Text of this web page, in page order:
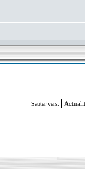
Sauter vers: